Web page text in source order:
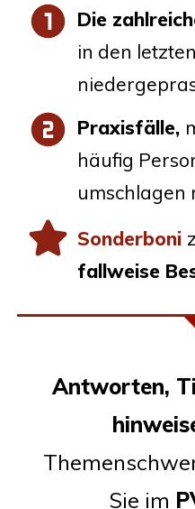
Die
in den
Pra­xis­fäl­le,
häu­fig
um­schla­gen
Son­der­bo­ni
fall­wei­se
Ant­wor­ten,
Sie im